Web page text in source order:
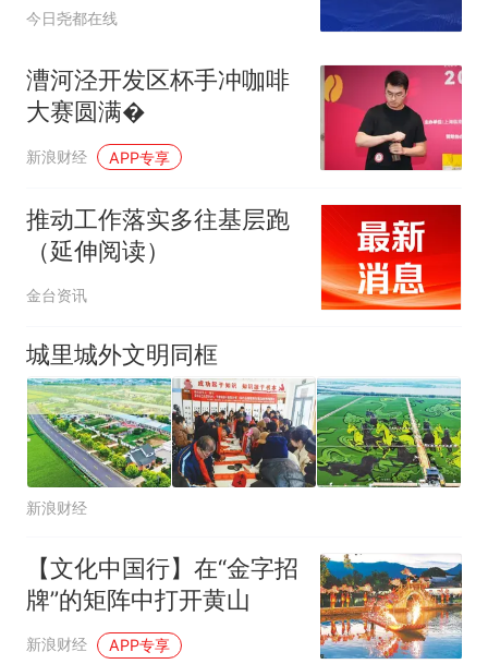
今日尧都在线
漕河泾开发区杯手冲咖啡
大赛圆满�
新浪财经 APP专享
推动工作落实多往基层跑
（延伸阅读）
金台资讯
城里城外文明同框
新浪财经
【文化中国行】在“金字招
牌”的矩阵中打开黄山
新浪财经 APP专享